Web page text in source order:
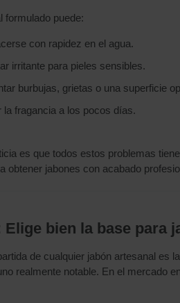
formulado puede:
con rapidez en el agua.
irritante para pieles sensibles.
burbujas, grietas o una superficie
la fragancia a los pocos días.
es que todos estos problemas
obtener jabones con acabado
Elige bien la base para
de cualquier jabón artesanal es
realmente notable. En el mercado